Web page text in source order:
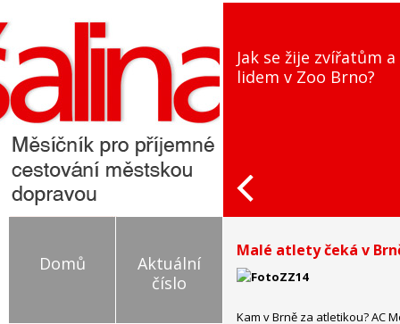
Jak se žije zvířatům a
lidem v Zoo Brno?
Domů
Aktuální
číslo
Malé atlety čeká v
Kam v Brně za atletikou? AC